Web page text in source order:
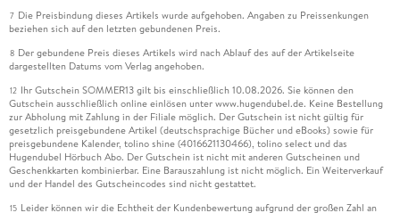
7 Die Preisbindung dieses Artikels wurde aufgehoben. Angaben zu Preissenkungen
beziehen sich auf den letzten gebundenen Preis.
8 Der gebundene Preis dieses Artikels wird nach Ablauf des auf der Artikelseite
dargestellten Datums vom Verlag angehoben.
12 Ihr Gutschein SOMMER13 gilt bis einschließlich 10.08.2026. Sie können den
Gutschein ausschließlich online einlösen unter www.hugendubel.de. Keine Bestellung
zur Abholung mit Zahlung in der Filiale möglich. Der Gutschein ist nicht gültig für
gesetzlich preisgebundene Artikel (deutschsprachige Bücher und eBooks) sowie für
preisgebundene Kalender, tolino shine (4016621130466), tolino select und das
Hugendubel Hörbuch Abo. Der Gutschein ist nicht mit anderen Gutscheinen und
Geschenkkarten kombinierbar. Eine Barauszahlung ist nicht möglich. Ein Weiterverkauf
und der Handel des Gutscheincodes sind nicht gestattet.
15 Leider können wir die Echtheit der Kundenbewertung aufgrund der großen Zahl an